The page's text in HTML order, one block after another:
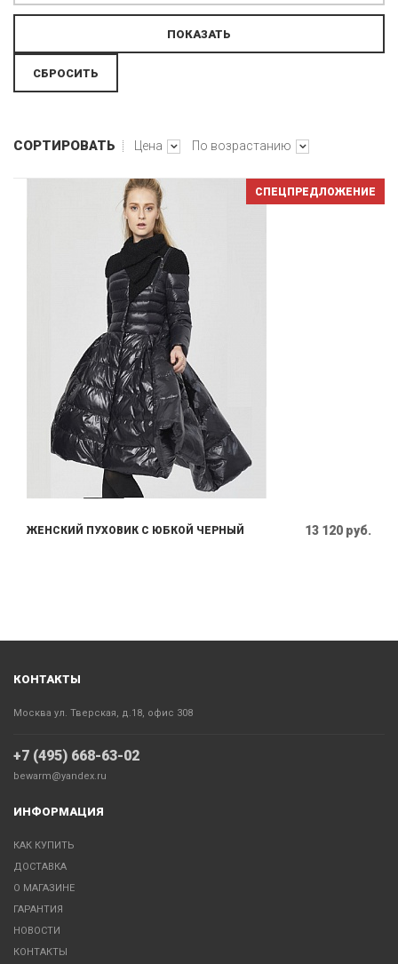
СОРТИРОВАТЬ Цена По возрастанию
СПЕЦПРЕДЛОЖЕНИЕ
ЖЕНСКИЙ ПУХОВИК С ЮБКОЙ ЧЕРНЫЙ 13 120 руб.
КОНТАКТЫ
Москва ул. Тверская, д.18, офис 308
+7 (495) 668-63-02
bewarm@yandex.ru
ИНФОРМАЦИЯ
КАК КУПИТЬ
ДОСТАВКА
О МАГАЗИНЕ
ГАРАНТИЯ
НОВОСТИ
КОНТАКТЫ